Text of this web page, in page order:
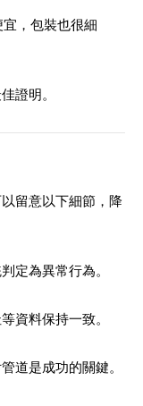
宜，包裝也很細
證明。
留意以下細節，降
定為異常行為。
資料保持一致。
道是成功的關鍵。